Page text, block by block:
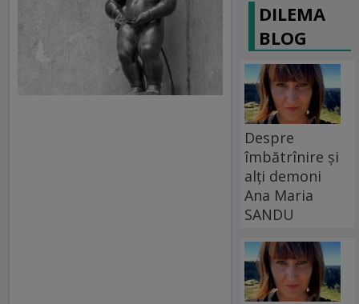
DILEMA
BLOG
Despre
îmbătrînire și
alți demoni
Ana Maria
SANDU